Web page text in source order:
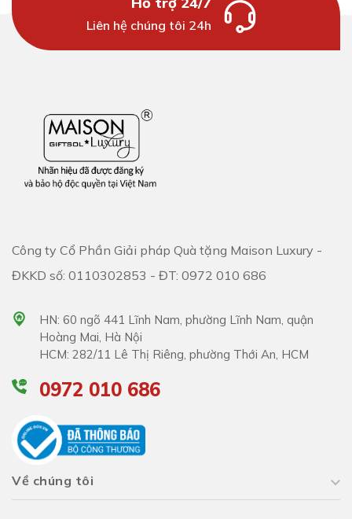
Liên hệ chúng tôi 24h
Công ty Cổ Phần Giải pháp Quà tặng Maison Luxury -
ĐKKD số: 0110302853 - ĐT: 0972 010 686
HN: 60 ngõ 441 Lĩnh Nam, phường Lĩnh Nam, quận
Hoàng Mai, Hà Nội
HCM: 282/11 Lê Thị Riêng, phường Thới An, HCM
0972 010 686
Về chúng tôi